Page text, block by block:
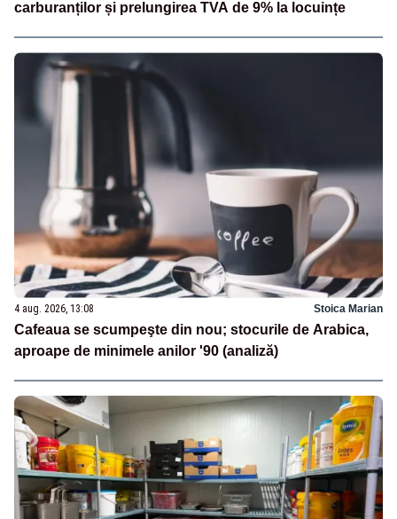
carburanților și prelungirea TVA de 9% la locuințe
4 aug. 2026, 13:08 Stoica Marian
Cafeaua se scumpeşte din nou; stocurile de Arabica,
aproape de minimele anilor '90 (analiză)